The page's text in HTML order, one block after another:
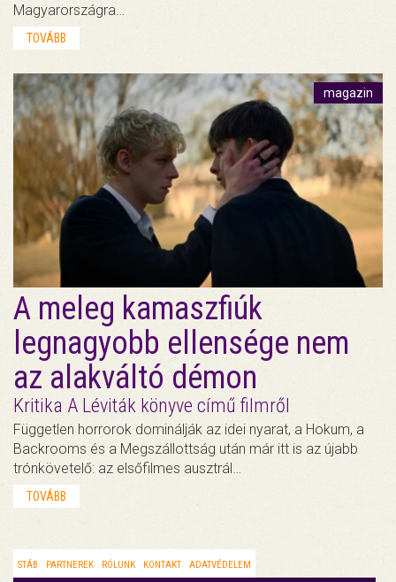
Magyarországra…
TOVÁBB
magazin
A meleg kamaszfiúk
legnagyobb ellensége nem
az alakváltó démon
Kritika A Léviták könyve című filmről
Független horrorok dominálják az idei nyarat, a Hokum, a
Backrooms és a Megszállottság után már itt is az újabb
trónkövetelő: az elsőfilmes ausztrál…
TOVÁBB
STÁB PARTNEREK RÓLUNK KONTAKT ADATVÉDELEM